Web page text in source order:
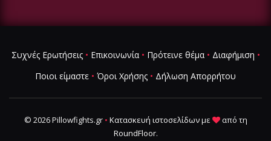
Συχνές Ερωτήσεις• Επικοινωνία• Πρότεινε θέμα• Διαφήμιση •
Ποιοι είμαστε • Όροι Χρήσης • Δήλωση Απορρήτου
© 2026 Pillowfights.gr • Κατασκευή ιστοσελίδωνμε
από τη
RoundFloor.